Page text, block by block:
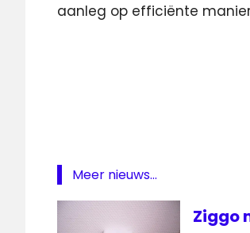
aanleg op efficiënte
Mobile
Meer nieuws...
Ziggo